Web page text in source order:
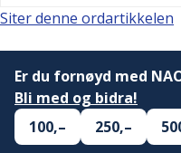
Siter denne ordartikkelen
Er du fornøyd med
Bli med og bidra!
100,–
250,–